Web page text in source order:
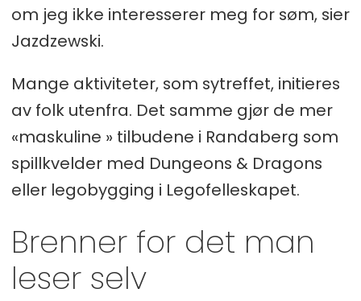
om jeg ikke interesserer meg for søm, sier
Jazdzewski.
Mange aktiviteter, som sytreffet, initieres
av folk utenfra. Det samme gjør de mer
«maskuline » tilbudene i Randaberg som
spillkvelder med Dungeons & Dragons
eller legobygging i Legofelleskapet.
Brenner for det man
leser selv